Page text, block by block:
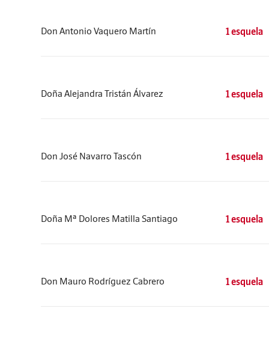
Don Antonio Vaquero Martín 1 esquela
Doña Alejandra Tristán Álvarez 1 esquela
Don José Navarro Tascón 1 esquela
Doña Mª Dolores Matilla Santiago 1 esquela
Don Mauro Rodríguez Cabrero 1 esquela